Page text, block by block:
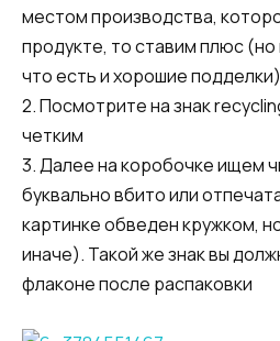
местом производства,
продукте, то ставим плюс
что есть и хорошие подделки)
2. Посмотрите на знак
четким
3. Далее на коробочке ищем
буквально вбито или
картинке обведен кружком,
иначе). Такой же знак вы
флаконе после распаковки